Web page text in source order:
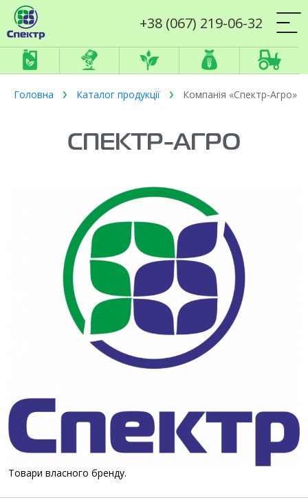
+38 (067) 219-06-32
Головна Каталог продукції Компанія «Спектр-Агро»
СПЕКТР-АГРО
Товари власного бренду.